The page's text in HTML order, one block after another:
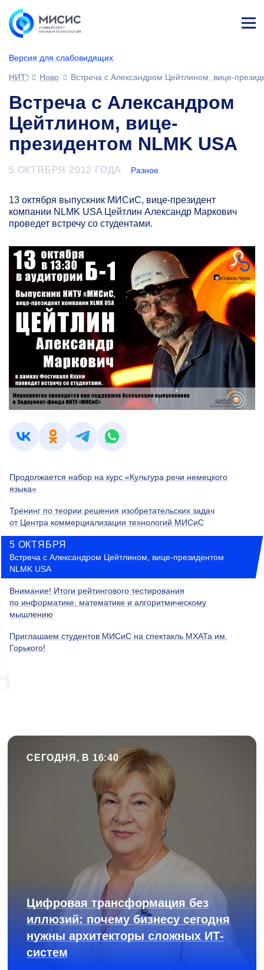
Версия для слабовидящих
ине
НИТУ МИСИС
НовостиВстреча с Александром Цейтлином, вице-
Встреча с Александром
Цейтлином, вице-
президентом NLMK USA
5 ОКТЯБРЯ 2012 ГОДА Разное
13 октября выпускник МИСиС, вице-президент
компании NLMK USA Цейтлин Александр Маркович
проведет встречу со студентами.
Продолжается набор на курс «Культура речи немецкого
языка»
Тренинг по теории решения изобретательских задач
от Центра коммерциализации технологий МИСиС
5 ОКТЯБРЯ
Встреча с Александром Цейтлином, вице-президентом
NLMK USA
Внимание! Итоги рейтингового тестирования
по информатике, математике и алгоритмическому
мышлению
Приглашаем студентов МИСиС на спектакль МХАТа им.
Горького!
СЕГОДНЯ, В 16:40
Цифровая трансформация без
иллюзий: почему бизнесу сегодня
нужны архитекторы сложных ИТ-
систем